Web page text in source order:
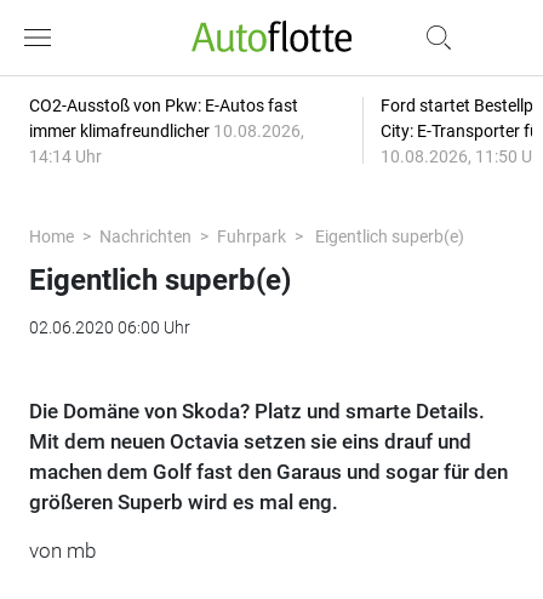
CO2-Ausstoß von Pkw: E-Autos fast
immer klimafreundlicher 10.08.2026,
14:14 Uhr
Ford startet
City: E-Transporter
10.08.2026, 11:50
Home Nachrichten Fuhrpark Eigentlich superb(e)
Eigentlich superb(e)
02.06.2020 06:00 Uhr
Die Domäne von Skoda? Platz und smarte Details.
Mit dem neuen Octavia setzen sie eins drauf und
machen dem Golf fast den Garaus und sogar für den
größeren Superb wird es mal eng.
von mb